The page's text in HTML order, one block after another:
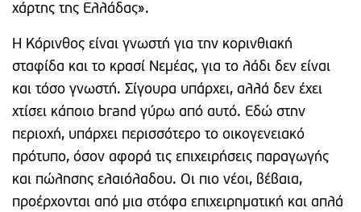
χάρτης της Ελλάδας».
Η Κόρινθος είναι γνωστή για την κορινθιακή
σταφίδα και το κρασί Νεμέας, για το λάδι δεν είναι
και τόσο γνωστή. Σίγουρα υπάρχει, αλλά δεν έχει
χτίσει κάποιο brand γύρω από αυτό. Εδώ στην
περιοχή, υπάρχει περισσότερο το οικογενειακό
πρότυπο, όσον αφορά τις επιχειρήσεις παραγωγής
και πώλησης ελαιόλαδου. Οι πιο νέοι, βέβαια,
προέρχονται από μια στόφα επιχειρηματική και απλά